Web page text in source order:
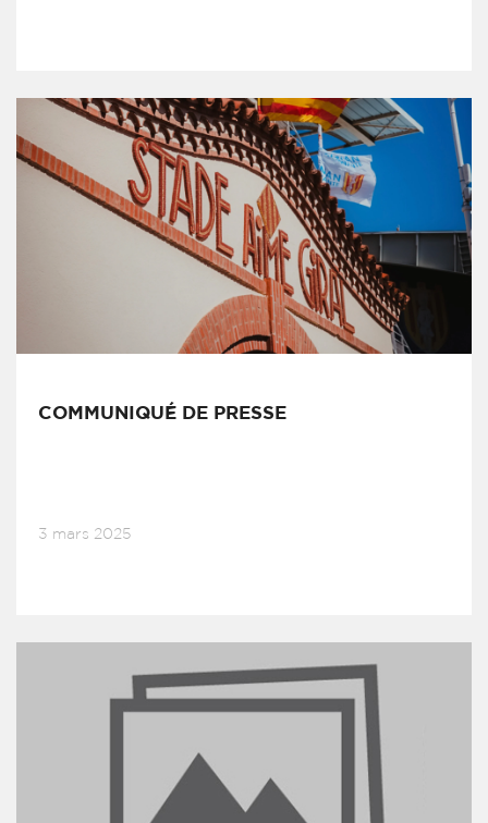
COMMUNIQUÉ DE PRESSE
3 mars 2025